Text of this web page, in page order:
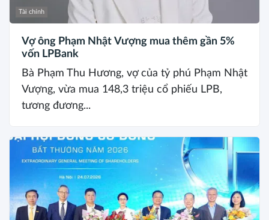
Tài chính
Vợ ông Phạm Nhật Vượng mua thêm gần 5%
vốn LPBank
Bà Phạm Thu Hương, vợ của tỷ phú Phạm Nhật
Vượng, vừa mua 148,3 triệu cổ phiếu LPB,
tương đương...